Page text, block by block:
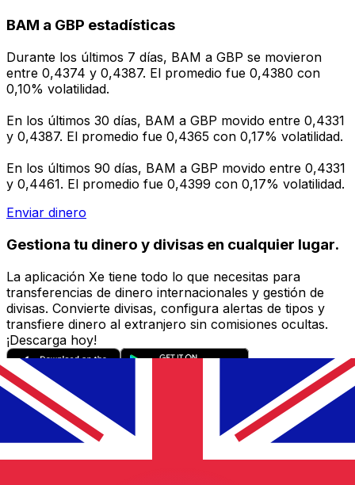
BAM a GBP estadísticas
Durante los últimos 7 días, BAM a GBP se movieron
entre 0,4374 y 0,4387. El promedio fue 0,4380 con
0,10% volatilidad.
En los últimos 30 días, BAM a GBP movido entre 0,4331
y 0,4387. El promedio fue 0,4365 con 0,17% volatilidad.
En los últimos 90 días, BAM a GBP movido entre 0,4331
y 0,4461. El promedio fue 0,4399 con 0,17% volatilidad.
Enviar dinero
Gestiona tu dinero y divisas en cualquier lugar.
La aplicación Xe tiene todo lo que necesitas para
transferencias de dinero internacionales y gestión de
divisas. Convierte divisas, configura alertas de tipos y
transfiere dinero al extranjero sin comisiones ocultas.
¡Descarga hoy!